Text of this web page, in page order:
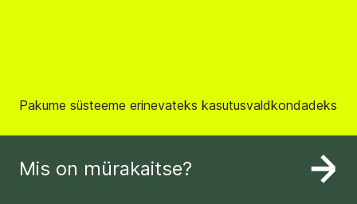
Pakume süsteeme erinevateks kasutusvaldkondadeks
Mis on mürakaitse?